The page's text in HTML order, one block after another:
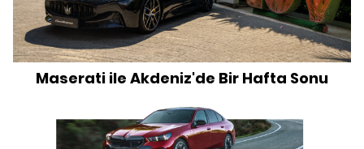
Maserati ile Akdeniz'de Bir Hafta Sonu